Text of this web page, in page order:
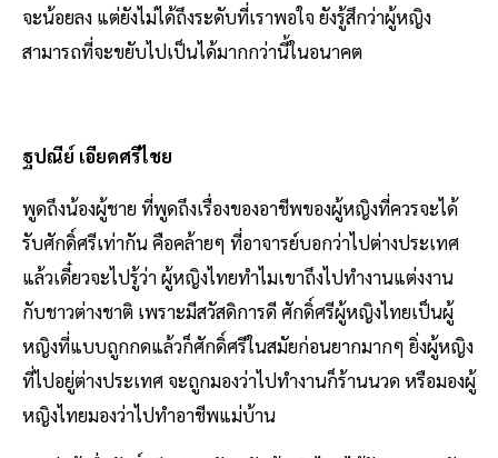
จะน้อยลง แต่ยังไม่ได้ถึงระดับที่เราพอใจ ยังรู้สึกว่าผู้หญิง
สามารถที่จะขยับไปเป็นได้มากกว่านี้ในอนาคต
ฐปณีย์ เอียดศรีไชย
พูดถึงน้องผู้ชาย ที่พูดถึงเรื่องของอาชีพของผู้หญิงที่ควรจะได้
รับศักดิ์ศรีเท่ากัน คือคล้ายๆ ที่อาจารย์บอกว่าไปต่างประเทศ
แล้วเดี๋ยวจะไปรู้ว่า ผู้หญิงไทยทำไมเขาถึงไปทำงานแต่งงาน
กับชาวต่างชาติ เพราะมีสวัสดิการดี ศักดิ์ศรีผู้หญิงไทยเป็นผู้
หญิงที่แบบถูกกดแล้วก็ศักดิ์ศรีในสมัยก่อนยากมากๆ ยิ่งผู้หญิง
ที่ไปอยู่ต่างประเทศ จะถูกมองว่าไปทำงานก็ร้านนวด หรือมองผู้
หญิงไทยมองว่าไปทำอาชีพแม่บ้าน